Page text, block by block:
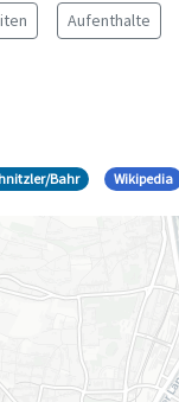
Aufenthalte
Bahr Wikipedia